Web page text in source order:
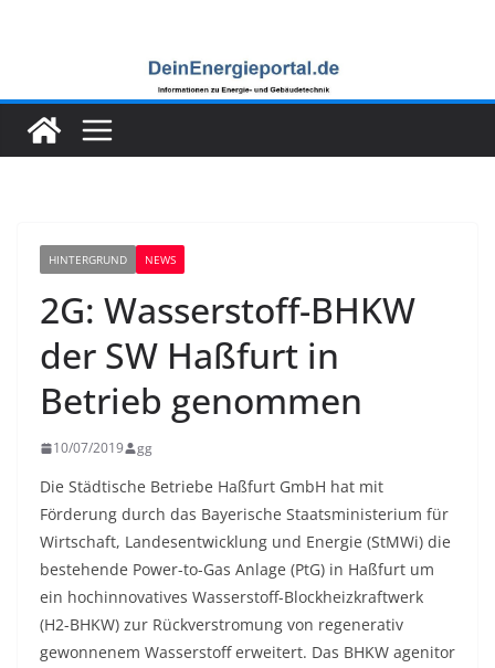
HINTERGRUND NEWS
2G: Wasserstoff-BHKW
der SW Haßfurt in
Betrieb genommen
10/07/2019 gg
Die Städtische Betriebe Haßfurt GmbH hat mit
Förderung durch das Bayerische Staatsministerium für
Wirtschaft, Landesentwicklung und Energie (StMWi) die
bestehende Power-to-Gas Anlage (PtG) in Haßfurt um
ein hochinnovatives Wasserstoff-Blockheizkraftwerk
(H2-BHKW) zur Rückverstromung von regenerativ
gewonnenem Wasserstoff erweitert. Das BHKW agenitor